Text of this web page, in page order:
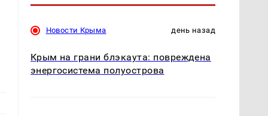
Новости Крыма день назад
Крым на грани блэкаута: повреждена
энергосистема полуострова